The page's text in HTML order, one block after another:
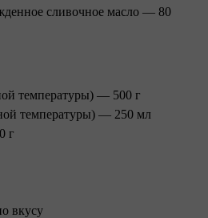
сливочное масло — 80
температуры) — 500 г
температуры) — 250 мл
г
вкусу